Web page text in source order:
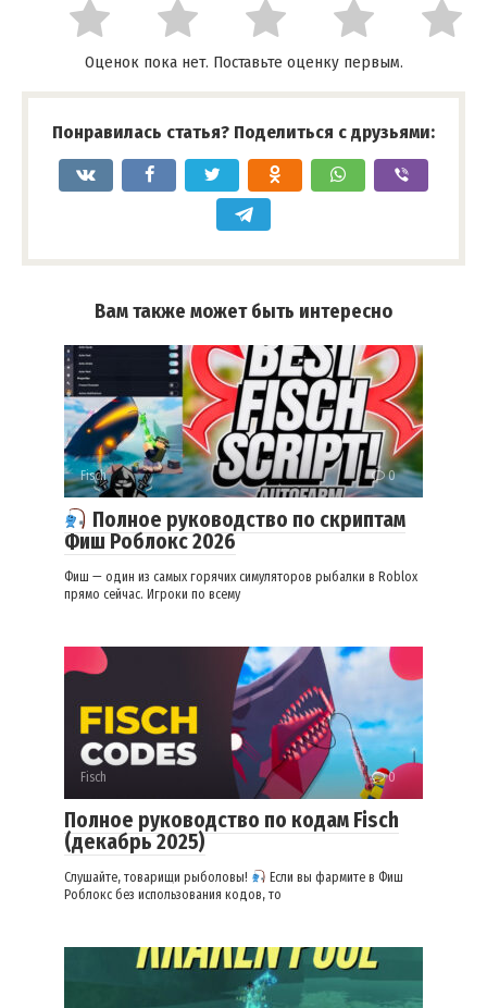
Оценок пока нет. Поставьте оценку первым.
Понравилась статья? Поделиться с друзьями:
Вам также может быть интересно
Fisch 0
Полное руководство по скриптам
Фиш Роблокс 2026
Фиш — один из самых горячих симуляторов рыбалки в Roblox
прямо сейчас. Игроки по всему
Fisch 0
Полное руководство по кодам Fisch
(декабрь 2025)
Слушайте, товарищи рыболовы!
Если вы фармите в Фиш
Роблокс без использования кодов, то